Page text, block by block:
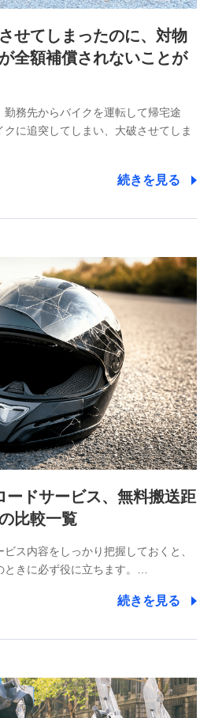
合わせ情報
するため
情報提供や、皆様に有用なお知らせ
営改善に必要なデータを解析し、
問い合わせ内容の正確な把握のため
の職名、連絡先
央区日本橋人形町2-14-10 アー
供について
ある場合または法令に基づく場
いたしません。
必要な範囲内において個人情報
一部を委託する場合がありま
用
コモとの間で、以下のとおり個
利用データの項目】
などの個人データ
アドレス、お客さまの識別子、属
コモが提供する各種サービスなどの
する情報。例として、当社又は株式
る各種サービスのご契約状態・ご利
せてしまったのに、対物
全額補償されないことが
務先からバイクを運転して帰宅途
に追突してしまい、大破させてしま
続きを見る
ードサービス、無料搬送距
比較一覧
ス内容をしっかり把握しておくと、
きに必ず役に立ちます。…
続きを見る